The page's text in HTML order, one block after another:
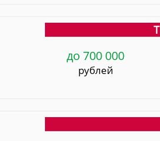
до 700 000
рублей